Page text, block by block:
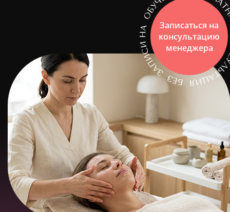
Записаться на
консультацию
менеджера